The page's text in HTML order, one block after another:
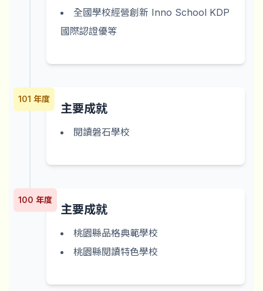
全國學校經營創新 Inno School KDP
國際認證優等
101 年度
主要成就
閱讀磐石學校
100 年度
主要成就
桃園縣品格典範學校
桃園縣閱讀特色學校